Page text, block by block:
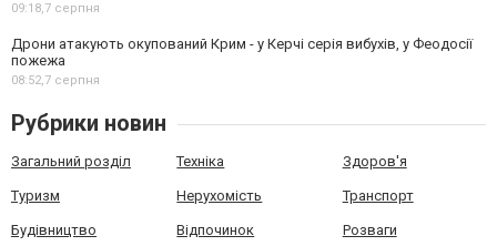
09:18,7 серпня
Дрони атакують окупований Крим - у Керчі серія вибухів, у Феодосії
пожежа
08:52,7 серпня
Рубрики новин
Загальний розділ Техніка Здоров'я
Туризм Нерухомість Транспорт
Будівництво Відпочинок Розваги